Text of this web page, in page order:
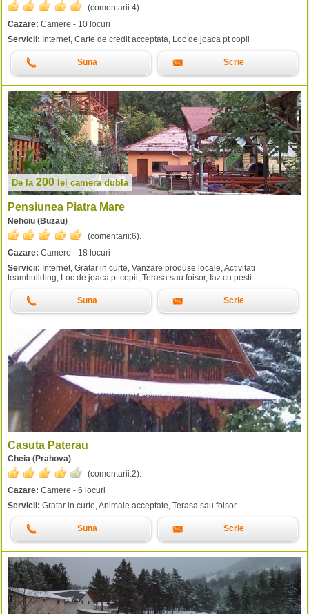
(comentarii:4).
Cazare: Camere - 10 locuri
Servicii: Internet, Carte de credit acceptata, Loc de joaca pt copii
Suna Scrie
De la 200 lei camera dubla
Pensiunea Piatra Mare
Nehoiu (Buzau)
(comentarii:6).
Cazare: Camere - 18 locuri
Servicii: Internet, Gratar in curte, Vanzare produse locale, Activitati
teambuilding, Loc de joaca pt copii, Terasa sau foisor, Iaz cu pesti
Suna Scrie
Casuta Paterau
Cheia (Prahova)
(comentarii:2).
Cazare: Camere - 6 locuri
Servicii: Gratar in curte, Animale acceptate, Terasa sau foisor
Suna Scrie